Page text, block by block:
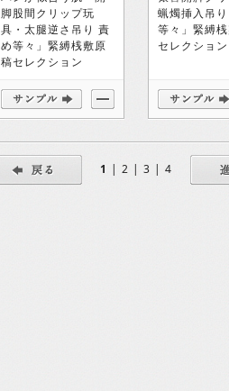
脚股間クリップ玩
具・太腿逆さ吊り 責
め等々」緊縛桟敷原
稿セレクション
蝋燭挿入吊
等々」緊縛
セレクション
1 | 2 | 3 | 4